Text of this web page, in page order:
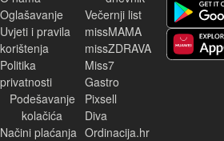
Oglašavanje
Uvjeti i pravila
korištenja
Politika
privatnosti
Podešavanje
kolačića
Načini plaćanja
Večernji list
missMAMA
missZDRAVA
Miss7
Gastro
Pixsell
Diva
Ordinacija.hr